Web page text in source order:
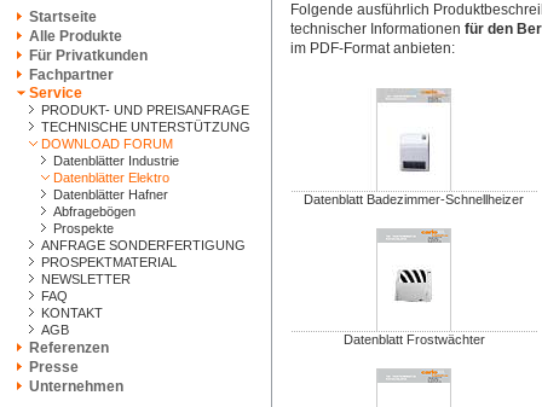
Startseite
Alle Produkte
Für Privatkunden
Fachpartner
Service
PRODUKT- UND PREISANFRAGE
TECHNISCHE UNTERSTÜTZUNG
DOWNLOAD FORUM
Datenblätter Industrie
Datenblätter Elektro
Datenblätter Hafner
Abfragebögen
Prospekte
ANFRAGE SONDERFERTIGUNG
PROSPEKTMATERIAL
NEWSLETTER
FAQ
KONTAKT
AGB
Referenzen
Presse
Unternehmen
Folgende ausführlich
technischer Informationen für den
im PDF-Format anbieten:
Datenblatt Badezimmer-Schnellheizer
Datenblatt Frostwächter